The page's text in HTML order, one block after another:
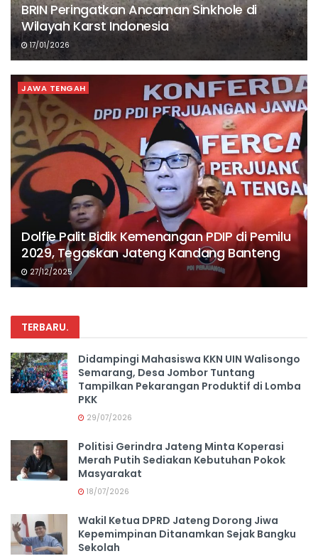
BRIN Peringatkan Ancaman Sinkhole di
Wilayah Karst Indonesia
17/01/2026
JAWA TENGAH
Dolfie Palit Bidik Kemenangan PDIP di Pemilu
2029, Tegaskan Jateng Kandang Banteng
27/12/2025
TERBARU.
Didampingi Mahasiswa KKN UIN Walisongo
Semarang, Desa Jombor Tuntang
Tampilkan Pekarangan Produktif di Lomba
PKK
29/07/2026
Politisi Gerindra Jateng Minta Koperasi
Merah Putih Sediakan Kebutuhan Pokok
Masyarakat
18/07/2026
Wakil Ketua DPRD Jateng Dorong Jiwa
Kepemimpinan Ditanamkan Sejak Bangku
Sekolah